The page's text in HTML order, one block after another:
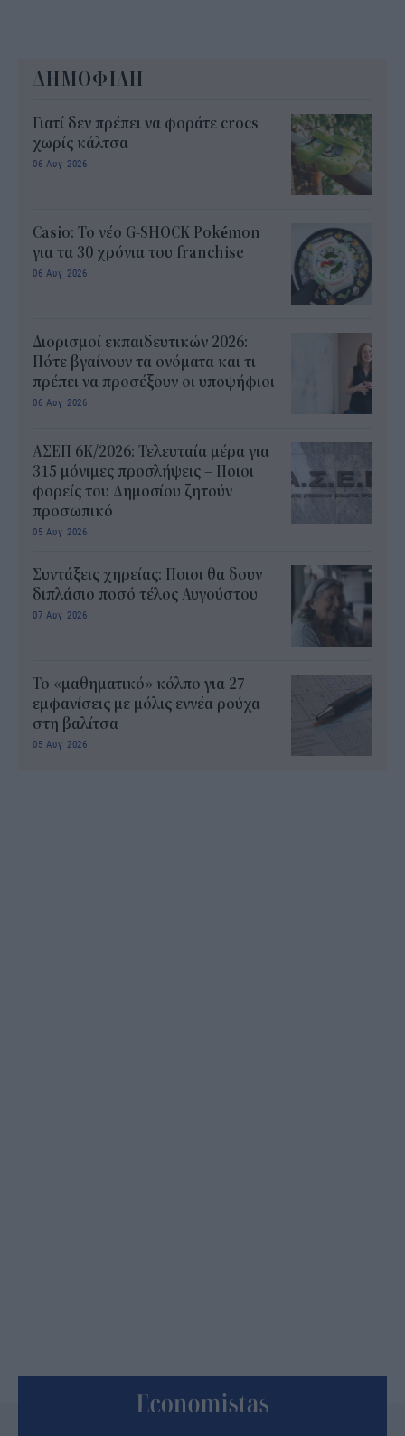
ΔΗΜΟΦΙΛΗ
Γιατί δεν πρέπει να φοράτε crocs
χωρίς κάλτσα
06 Αυγ 2026
Casio: Το νέο G-SHOCK Pokémon
για τα 30 χρόνια του franchise
06 Αυγ 2026
Διορισμοί εκπαιδευτικών 2026:
Πότε βγαίνουν τα ονόματα και τι
πρέπει να προσέξουν οι υποψήφιοι
06 Αυγ 2026
ΑΣΕΠ 6Κ/2026: Τελευταία μέρα για
315 μόνιμες προσλήψεις – Ποιοι
φορείς του Δημοσίου ζητούν
προσωπικό
05 Αυγ 2026
Συντάξεις χηρείας: Ποιοι θα δουν
διπλάσιο ποσό τέλος Αυγούστου
07 Αυγ 2026
Το «μαθηματικό» κόλπο για 27
εμφανίσεις με μόλις εννέα ρούχα
στη βαλίτσα
05 Αυγ 2026